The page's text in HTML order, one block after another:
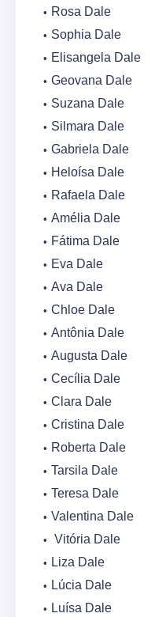
Rosa Dale
Sophia Dale
Elisangela Dale
Geovana Dale
Suzana Dale
Silmara Dale
Gabriela Dale
Heloísa Dale
Rafaela Dale
Amélia Dale
Fátima Dale
Eva Dale
Ava Dale
Chloe Dale
Antônia Dale
Augusta Dale
Cecília Dale
Clara Dale
Cristina Dale
Roberta Dale
Tarsila Dale
Teresa Dale
Valentina Dale
Vitória Dale
Liza Dale
Lúcia Dale
Luísa Dale